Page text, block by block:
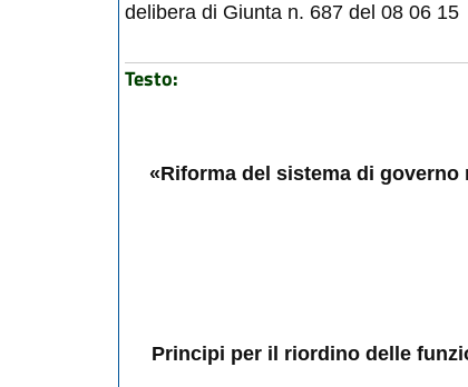
delibera di Giunta n. 687 del 08 06 15
Testo:
«Riforma del sistema di
Principi per il riordino delle